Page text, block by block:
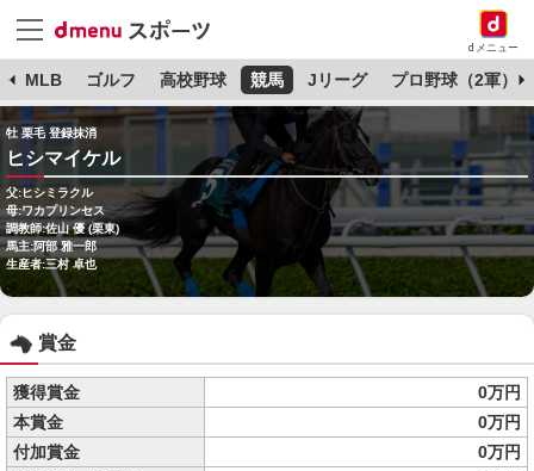
dメニュー
MLB ゴルフ 高校野球 競馬 Jリーグ プロ野球（2軍）
牡 栗毛 登録抹消
ヒシマイケル
父:ヒシミラクル
母:ワカプリンセス
調教師:佐山 優 (栗東)
馬主:阿部 雅一郎
生産者:三村 卓也
賞金
獲得賞金
0万円
本賞金
0万円
付加賞金
0万円